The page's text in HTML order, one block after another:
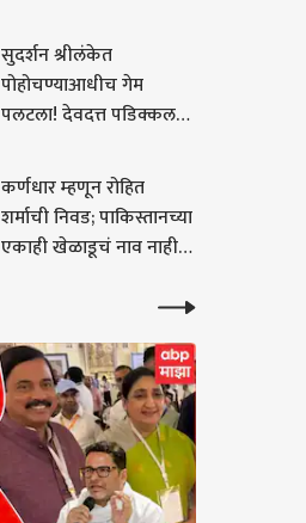
मॅचमध्ये मैदान सोडलं, नेमकं
काय घडलं?
सुदर्शन श्रीलंकेत
पोहोचण्याआधीच गेम
पलटला! देवदत्त पडिक्कल
इंडियाच्या प्लेइंग-11चं
समीकरणच बदललं
कर्णधार म्हणून रोहित
शर्माची निवड; पाकिस्तानच्या
एकाही खेळाडूचं नाव नाही,
T20 प्लेअर’ पाहून सगळेच
चक्रावले